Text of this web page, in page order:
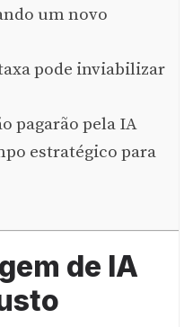
um novo
pode inviabilizar
pagarão pela IA
estratégico para
de IA